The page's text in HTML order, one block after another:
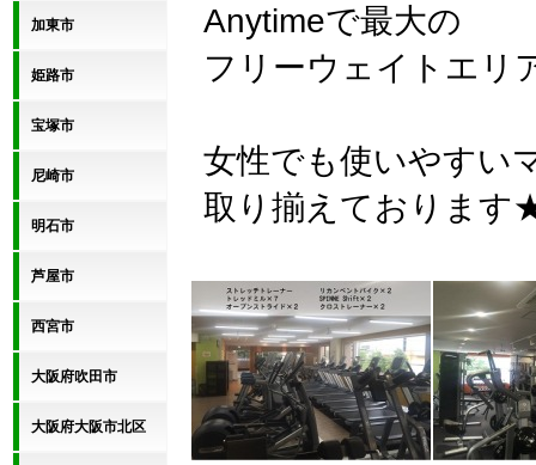
加東市
姫路市
宝塚市
尼崎市
明石市
芦屋市
西宮市
大阪府吹田市
大阪府大阪市北区
Anytimeで最大の
フリーウェイトエリ
女性でも使いやすい
取り揃えております